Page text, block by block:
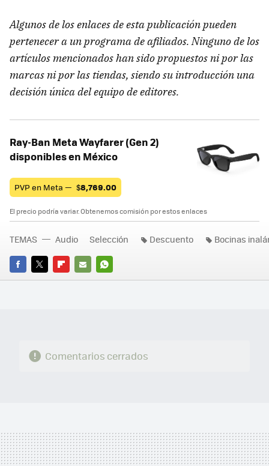
Algunos de los enlaces de esta publicación pueden
pertenecer a un programa de afiliados. Ninguno de los
artículos mencionados han sido propuestos ni por las
marcas ni por las tiendas, siendo su introducción una
decisión única del equipo de editores.
Ray-Ban Meta Wayfarer (Gen 2)
disponibles en México
PVP en Meta — $8,769.00
El precio podría variar. Obtenemos comisión por estos enlaces
FACEBOOK
TWITTERFLIPBOARD
E-
WHATSAPP
TEMAS Audio Selección Descuento Bocinas
Comentarios cerrados